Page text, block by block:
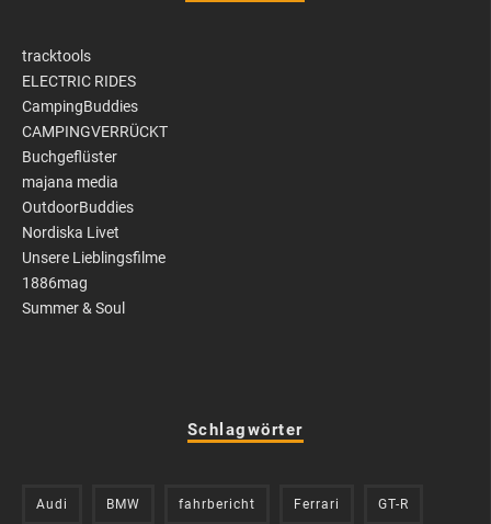
tracktools
ELECTRIC RIDES
CampingBuddies
CAMPINGVERRÜCKT
Buchgeflüster
majana media
OutdoorBuddies
Nordiska Livet
Unsere Lieblingsfilme
1886mag
Summer & Soul
Schlagwörter
Audi BMW fahrbericht Ferrari GT-R